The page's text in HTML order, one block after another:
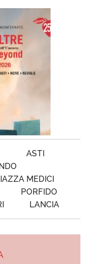
ASTI
MEDICI
PORFIDO
LANCIA